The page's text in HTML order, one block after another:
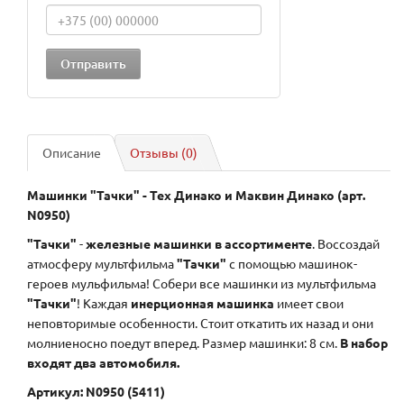
Описание Отзывы (0)
Машинки "Тачки" - Тех Динако и Маквин Динако (арт.
N0950)
"Тачки" -железные машинки в ассортименте. Воссоздай
атмосферу мультфильма"Тачки" с помощью машинок-
героев мульфильма! Собери все машинки из мультфильма
"Тачки"! Каждая инерционная машинка имеет свои
неповторимые особенности. Стоит откатить их назад и они
молниеносно поедут вперед. Размер машинки: 8 см. В набор
входят два автомобиля.
Артикул: N0950 (5411)